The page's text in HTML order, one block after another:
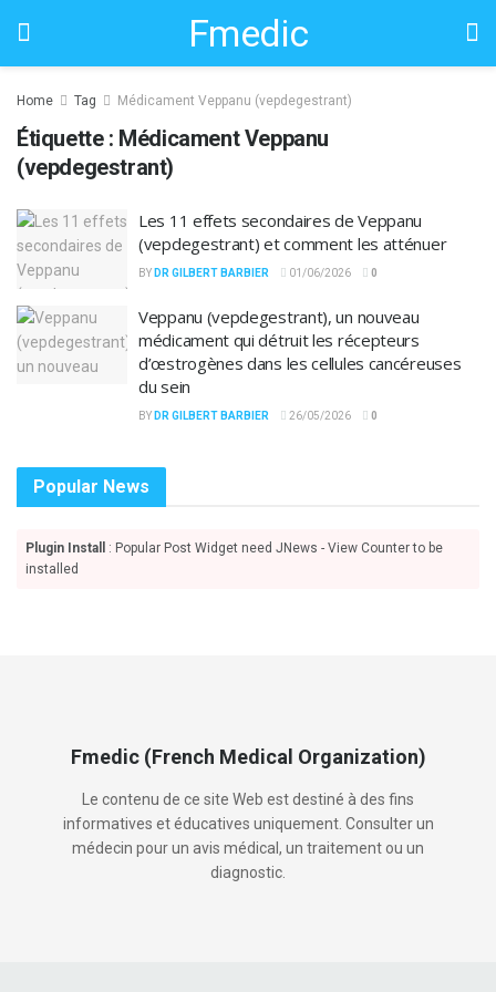
Fmedic
Home Tag Médicament Veppanu (vepdegestrant)
Étiquette : Médicament Veppanu
(vepdegestrant)
Les 11 effets secondaires de Veppanu
(vepdegestrant) et comment les atténuer
BY DR GILBERT BARBIER 01/06/2026 0
Veppanu (vepdegestrant), un nouveau
médicament qui détruit les récepteurs
d’œstrogènes dans les cellules cancéreuses
du sein
BY DR GILBERT BARBIER 26/05/2026 0
Popular News
Plugin Install
: Popular Post Widget need JNews - View Counter to be
installed
Fmedic (French Medical Organization)
Le contenu de ce site Web est destiné à des fins
informatives et éducatives uniquement. Consulter un
médecin pour un avis médical, un traitement ou un
diagnostic.